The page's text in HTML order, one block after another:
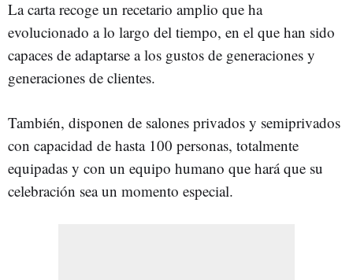
La carta recoge un recetario amplio que ha
evolucionado a lo largo del tiempo, en el que han sido
capaces de adaptarse a los gustos de generaciones y
generaciones de clientes.
También, disponen de salones privados y semiprivados
con capacidad de hasta 100 personas, totalmente
equipadas y con un equipo humano que hará que su
celebración sea un momento especial.